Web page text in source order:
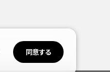
同意する